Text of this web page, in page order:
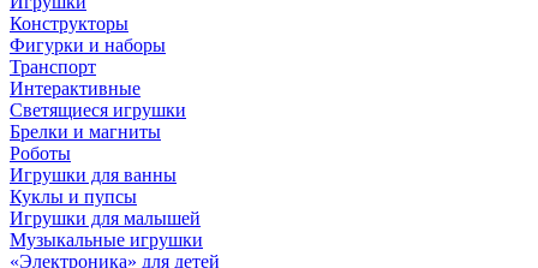
Конструкторы
Фигурки и наборы
Транспорт
Интерактивные
Светящиеся игрушки
Брелки и магниты
Роботы
Игрушки для ванны
Куклы и пупсы
Игрушки для малышей
Музыкальные игрушки
«Электроника» для детей